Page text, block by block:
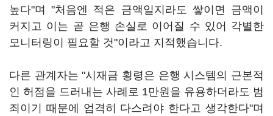
높다"며 "처음엔 적은 금액일지라도 쌓이면 금액이
커지고 이는 곧 은행 손실로 이어질 수 있어 각별한
모니터링이 필요할 것"이라고 지적했습니다.
다른 관계자는 "시재금 횡령은 은행 시스템의 근본적
인 허점을 드러내는 사례로 1만원을 유용하더라도 범
죄이기 때문에 엄격히 다스려야 한다고 생각한다"며